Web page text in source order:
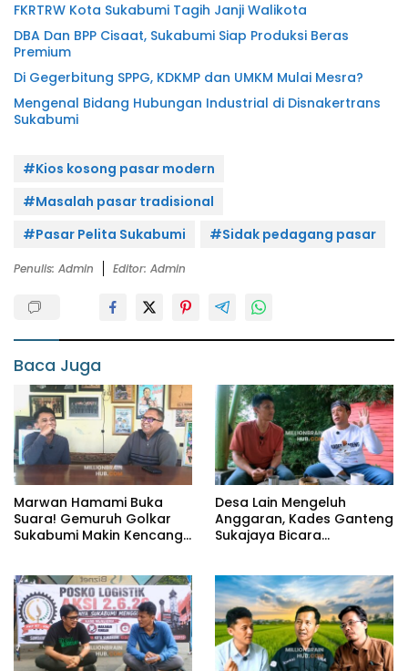
FKRTRW Kota Sukabumi Tagih Janji Walikota
DBA Dan BPP Cisaat, Sukabumi Siap Produksi Beras
Premium
Di Gegerbitung SPPG, KDKMP dan UMKM Mulai Mesra?
Mengenal Bidang Hubungan Industrial di Disnakertrans
Sukabumi
#Kios kosong pasar modern
#Masalah pasar tradisional
#Pasar Pelita Sukabumi
#Sidak pedagang pasar
Penulis: Admin Editor: Admin
Baca Juga
Marwan Hamami Buka
Suara! Gemuruh Golkar
Sukabumi Makin Kencang,
Desa Lain Mengeluh
Anggaran, Kades Ganteng
Sukajaya Bicara